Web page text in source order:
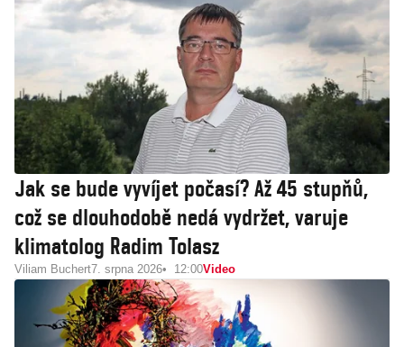
Jak se bude vyvíjet počasí? Až 45 stupňů,
což se dlouhodobě nedá vydržet, varuje
klimatolog Radim Tolasz
Viliam Buchert7. srpna 2026 12:00Video